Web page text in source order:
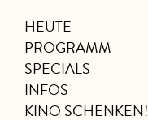
HEUTE
PROGRAMM
SPECIALS
INFOS
KINO SCHENKEN!